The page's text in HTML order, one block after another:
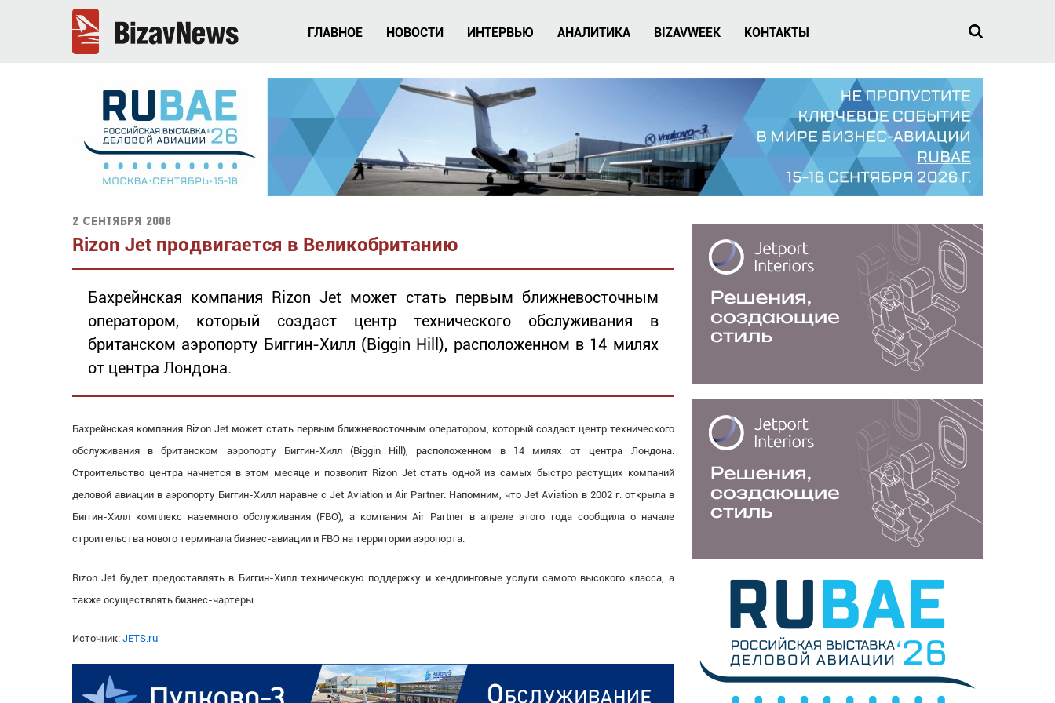
ГЛАВНОЕ НОВОСТИ ИНТЕРВЬЮ АНАЛИТИКА BIZAVWEEK КОНТАКТЫ
2 сентября 2008
Rizon Jet продвигается в Великобританию
Бахрейнская компания Rizon Jet может стать первым ближневосточным
оператором, который создаст центр технического обслуживания в
британском аэропорту Биггин-Хилл (Biggin Hill), расположенном в 14 милях
от центра Лондона.
Бахрейнская компания Rizon Jet может стать первым ближневосточным оператором, который создаст центр технического
обслуживания в британском аэропорту Биггин-Хилл (Biggin Hill), расположенном в 14 милях от центра Лондона.
Строительство центра начнется в этом месяце и позволит Rizon Jet стать одной из самых быстро растущих компаний
деловой авиации в аэропорту Биггин-Хилл наравне с Jet Aviation и Air Partner. Напомним, что Jet Aviation в 2002 г. открыла в
Биггин-Хилл комплекс наземного обслуживания (FBO), а компания Air Partner в апреле этого года сообщила о начале
строительства нового терминала бизнес-авиации и FBO на территории аэропорта.
Rizon Jet будет предоставлять в Биггин-Хилл техническую поддержку и хендлинговые услуги самого высокого класса, а
также осуществлять бизнес-чартеры.
Источник: JETS.ru